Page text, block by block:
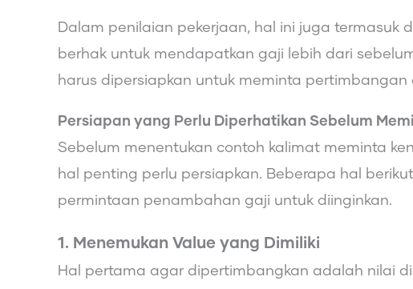
Dalam penilaian pekerjaan, hal ini juga termasuk
berhak untuk mendapatkan gaji lebih dari
harus dipersiapkan untuk meminta
Persiapan yang Perlu Diperhatikan Sebelum
Sebelum menentukan contoh kalimat meminta
hal penting perlu persiapkan. Beberapa hal
permintaan penambahan gaji untuk diinginkan.
1. Menemukan Value yang Dimiliki
Hal pertama agar dipertimbangkan adalah nilai